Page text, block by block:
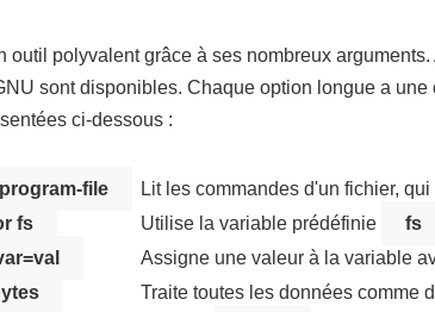
outil polyvalent grâce à ses nombreux arguments.
sont disponibles. Chaque option longue a
ci-dessous :
file
Lit les commandes d'un fichier,
fs Utilise la variable prédéfinie fs
Assigne une valeur à la variable
Traite toutes les données comme